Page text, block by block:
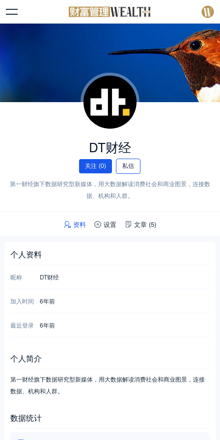
DT财经
关注 (0) 私信
第一财经旗下数据研究型新媒体，用大数据解读消费社会和商业图景，连接数
据、机构和人群。
资料 设置 文章 (5)
个人资料
昵称 DT财经
加入时间 6年前
最近登录 6年前
个人简介
第一财经旗下数据研究型新媒体，用大数据解读消费社会和商业图景，连接
数据、机构和人群。
数据统计